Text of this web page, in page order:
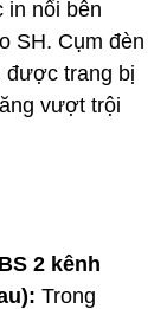
in nổi bên
SH. Cụm đèn
được trang bị
vượt trội
2 kênh
Trong